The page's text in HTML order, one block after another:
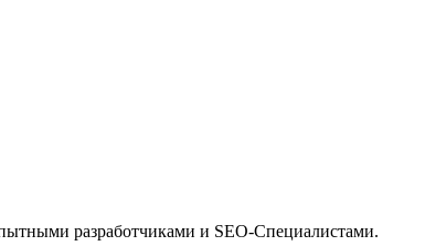
разработчиками и SEO-Специалистами.